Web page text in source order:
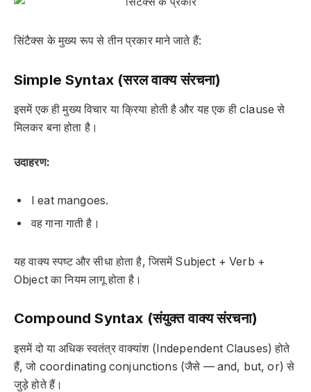
सिंटैक्स के मुख्य रूप से तीन प्रकार माने जाते हैं:
Simple Syntax (सरल वाक्य संरचना)
इसमें एक ही मुख्य विचार या क्रिया होती है और यह एक ही clause से
मिलकर बना होता है।
उदाहरण:
I eat mangoes.
वह गाना गाती है।
यह वाक्य स्पष्ट और सीधा होता है, जिसमें Subject + Verb +
Object का नियम लागू होता है।
Compound Syntax (संयुक्त वाक्य संरचना)
इसमें दो या अधिक स्वतंत्र वाक्यांश (Independent Clauses) होते
हैं, जो coordinating conjunctions (जैसे — and, but, or) से
जुड़े होते हैं।